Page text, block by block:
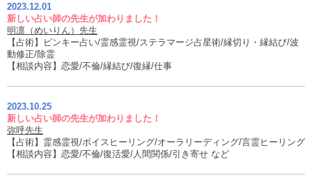
2023.12.01
新しい占い師の先生が加わりました！
明凛（めいりん）先生
【占術】ピンキー占い/霊感霊視/ステラマージ占星術/縁切り・縁結び/波
動修正/除霊
【相談内容】恋愛/不倫/縁結び/復縁/仕事
2023.10.25
新しい占い師の先生が加わりました！
弥呼先生
【占術】霊感霊視/ボイスヒーリング/オーラリーディング/言霊ヒーリング
【相談内容】恋愛/不倫/復活愛/人間関係/引き寄せ など